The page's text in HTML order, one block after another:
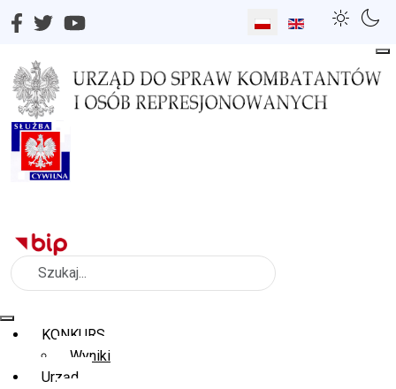
Wybierz swój język
Szukaj
KONKURS
Wyniki
Urząd